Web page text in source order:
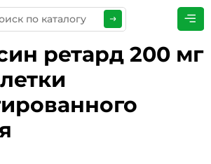
ретард 200 мг
*